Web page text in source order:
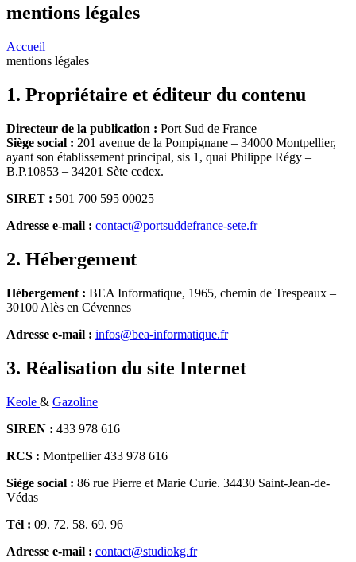
mentions légales
Accueil
mentions légales
1. Propriétaire et éditeur du contenu
Directeur de la publication : Port Sud de France
Siège social : 201 avenue de la Pompignane – 34000 Montpellier,
ayant son établissement principal, sis 1, quai Philippe Régy –
B.P.10853 – 34201 Sète cedex.
SIRET : 501 700 595 00025
Adresse e-mail : contact@portsuddefrance-sete.fr
2. Hébergement​
Hébergement : BEA Informatique, 1965, chemin de Trespeaux –
30100 Alès en Cévennes
Adresse e-mail : infos@bea-informatique.fr
3. Réalisation du site Internet
Keole & Gazoline
SIREN : 433 978 616
RCS : Montpellier 433 978 616
Siège social : 86 rue Pierre et Marie Curie. 34430 Saint-Jean-de-
Védas
Tél : 09. 72. 58. 69. 96
Adresse e-mail : contact@studiokg.fr